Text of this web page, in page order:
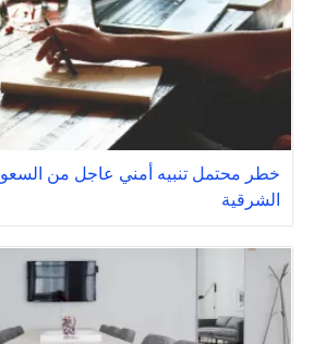
خطر محتمل تنبيه أمني عاجل من
الشرقية